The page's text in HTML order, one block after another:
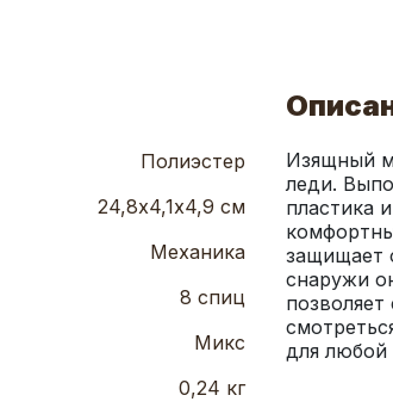
Полиэстер
24,8х4,1х4,9 см
Механика
8 спиц
Микс
0,24 кг
Изящный
леди.
пластика
защищает
снаружи
для любой